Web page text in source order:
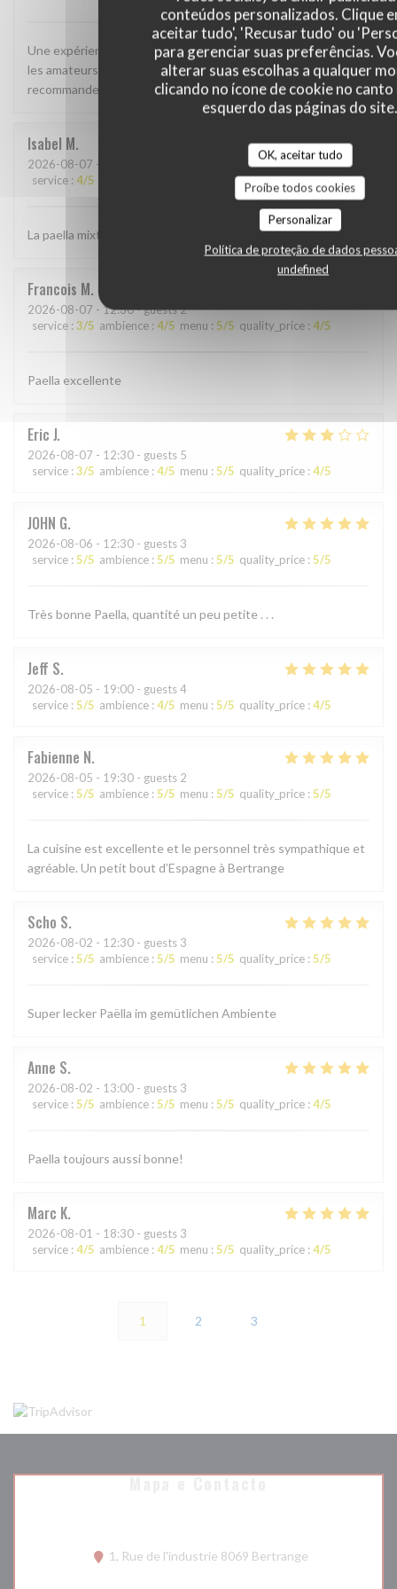
conteúdos personalizados. Clique
aceitar tudo', 'Recusar tudo' ou
para gerenciar suas preferências.
alterar suas escolhas a qualquer
clicando no ícone de cookie no
esquerdo das páginas do site.
OK, aceitar tudo
Proíbe todos cookies
Personalizar
Política de proteção de dados
undefined
Une expérience authentique qui va certainement surprendre
les amateurs de bonne cuisine sans grand chichi. A
recommander.
Isabel M
2026-08-07 - 12:00 - guests 9
service : 4/5 quality_price:3/5
La paella mixte est un vrai régal
Francois M
2026-08-07 - 12:30 - guests 2
service : 3/5 ambience : 4/5 menu : 5/5 quality_price : 4/5
Paella excellente
Eric J
2026-08-07 - 12:30 - guests 5
service : 3/5 ambience : 4/5 menu : 5/5 quality_price : 4/5
JOHN G
2026-08-06 - 12:30 - guests 3
service : 5/5 ambience : 5/5 menu : 5/5 quality_price : 5/5
Très bonne Paella, quantité un peu petite . . .
Jeff S
2026-08-05 - 19:00 - guests 4
service : 5/5 ambience : 4/5 menu : 5/5 quality_price : 4/5
Fabienne N
2026-08-05 - 19:30 - guests 2
service : 5/5 ambience : 5/5 menu : 5/5 quality_price : 5/5
La cuisine est excellente et le personnel très sympathique et
agréable. Un petit bout d’Espagne à Bertrange
Scho S
2026-08-02 - 12:30 - guests 3
service : 5/5 ambience : 5/5 menu : 5/5 quality_price : 5/5
Super lecker Paëlla im gemütlichen Ambiente
Anne S
2026-08-02 - 13:00 - guests 3
service : 5/5 ambience : 5/5 menu : 5/5 quality_price : 4/5
Paella toujours aussi bonne!
Marc K
2026-08-01 - 18:30 - guests 3
service : 4/5 ambience : 4/5 menu : 5/5 quality_price : 4/5
1 2 3
Mapa e Contacto
1, Rue de l'industrie 8069 Bertrange